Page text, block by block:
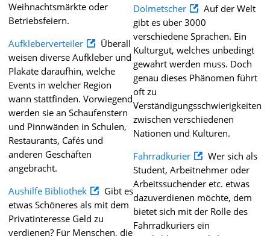
Weihnachtsmärkte oder
Betriebsfeiern.
Aufkleberverteiler
Überall
weisen diverse Aufkleber und
Plakate daraufhin, welche
Events in welcher Region
wann stattfinden. Vorwiegend
werden sie an Schaufenstern
und Pinnwänden in Schulen,
Restaurants, Cafés und
anderen Geschäften
angebracht.
Aushilfe Bibliothek
Gibt es
etwas Schöneres als mit dem
Privatinteresse Geld zu
verdienen? Für Menschen, die
Dolmetscher
Auf der Welt
gibt es über 3000
verschiedene Sprachen. Ein
Kulturgut, welches unbedingt
gewahrt werden muss. Doch
genau dieses Phänomen führt
oft zu
Verständigungsschwierigkeiten
zwischen verschiedenen
Nationen und Kulturen.
Fahrradkurier
Wer sich als
Student, Arbeitnehmer oder
Arbeitssuchender etc. etwas
dazuverdienen möchte, dem
bietet sich mit der Rolle des
Fahrradkuriers ein